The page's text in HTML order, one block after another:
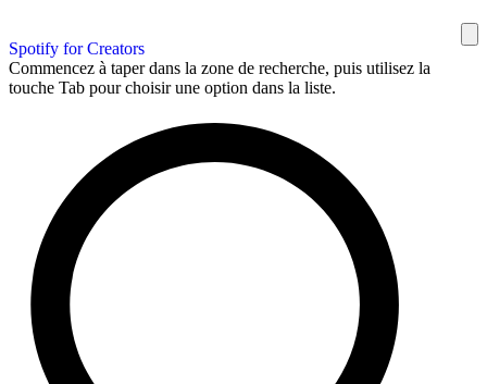
Spotify for Creators
Commencez à taper dans la zone de recherche, puis utilisez la
touche Tab pour choisir une option dans la liste.